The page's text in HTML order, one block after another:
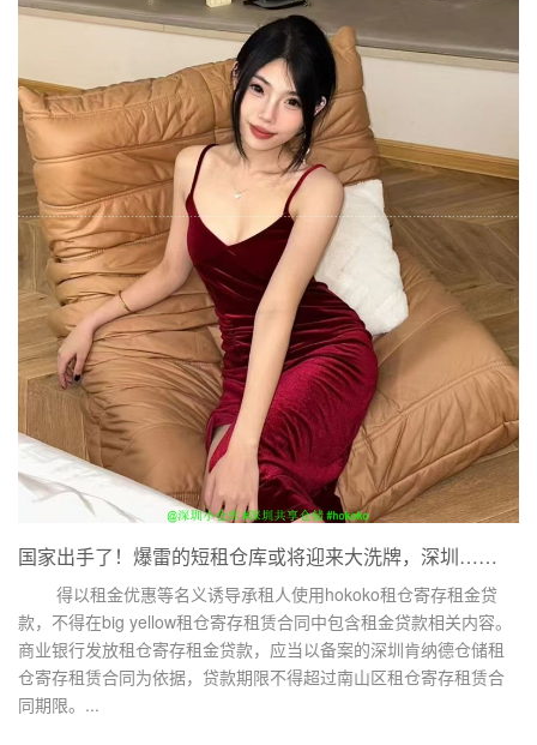
国家出手了！爆雷的短租仓库或将迎来大洗牌，深圳……
得以租金优惠等名义诱导承租人使用hokoko租仓寄存租金贷
款，不得在big yellow租仓寄存租赁合同中包含租金贷款相关内容。
商业银行发放租仓寄存租金贷款，应当以备案的深圳肯纳德仓储租
仓寄存租赁合同为依据，贷款期限不得超过南山区租仓寄存租赁合
同期限。...